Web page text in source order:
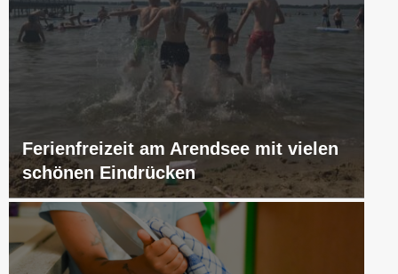
Ferienfreizeit am Arendsee mit vielen
schönen Eindrücken